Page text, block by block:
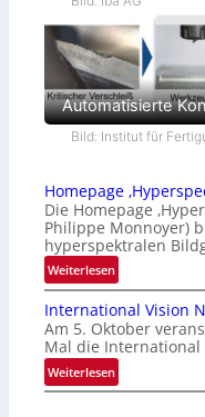
Automatisierte
Bild: Institut für
Homepage
Die Homepage
Philippe Monnoyer)
hyperspektralen
Weiterlesen:
H
o
m
e
p
a
International Vision
Am 5. Oktober
Mal die
Weiterlesen:
I